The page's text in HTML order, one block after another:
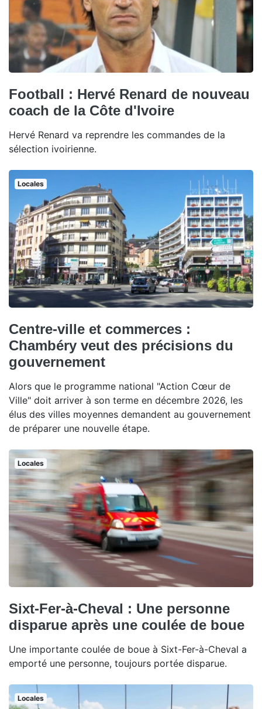
Football : Hervé Renard de nouveau
coach de la Côte d'Ivoire
Hervé Renard va reprendre les commandes de la
sélection ivoirienne.
Locales
Centre-ville et commerces :
Chambéry veut des précisions du
gouvernement
Alors que le programme national "Action Cœur de
Ville" doit arriver à son terme en décembre 2026, les
élus des villes moyennes demandent au gouvernement
de préparer une nouvelle étape.
Locales
Sixt-Fer-à-Cheval : Une personne
disparue après une coulée de boue
Une importante coulée de boue à Sixt-Fer-à-Cheval a
emporté une personne, toujours portée disparue.
Locales